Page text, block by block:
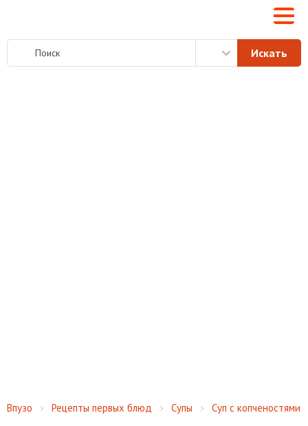
Впузо Рецепты первых блюд Супы Суп с копченостями